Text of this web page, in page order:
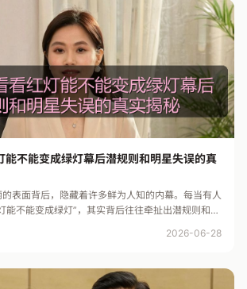
能不能变成绿灯幕后潜规则和明星失误的真
表面背后，隐藏着许多鲜为人知的内幕。每当有人
能不能变成绿灯”，其实背后往往牵扯出潜规则和失
2026-06-28